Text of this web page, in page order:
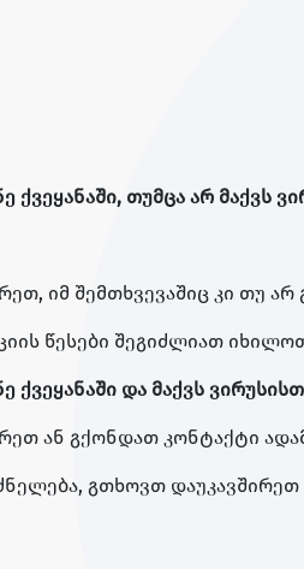
თუმცა არ მაქვს
იმ შემთხვევაშიც კი თუ
წესები შეგიძლიათ
და მაქვს
ან გქონდათ კონტაქტი
გთხოვთ